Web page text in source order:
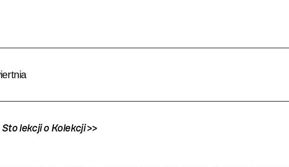
Sto lekcji o Kolekcji>>